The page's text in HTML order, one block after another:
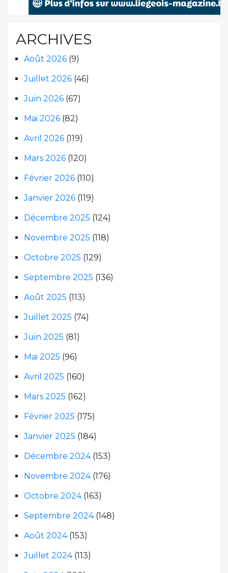
ARCHIVES
Août 2026 (9)
Juillet 2026 (46)
Juin 2026 (67)
Mai 2026 (82)
Avril 2026 (119)
Mars 2026 (120)
Février 2026 (110)
Janvier 2026 (119)
Décembre 2025 (124)
Novembre 2025 (118)
Octobre 2025 (129)
Septembre 2025 (136)
Août 2025 (113)
Juillet 2025 (74)
Juin 2025 (81)
Mai 2025 (96)
Avril 2025 (160)
Mars 2025 (162)
Février 2025 (175)
Janvier 2025 (184)
Décembre 2024(153)
Novembre 2024(176)
Octobre 2024(163)
Septembre 2024(148)
Août 2024(153)
Juillet 2024(113)